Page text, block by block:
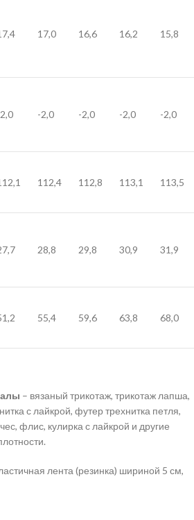
17,0 16,6 16,2 15,8
-2,0 -2,0 -2,0 -2,0
112,4 112,8 113,1 113,5
28,8 29,8 30,9 31,9
55,4 59,6 63,8 68,0
– вязаный трикотаж, трикотаж лапша,
с лайкрой, футер трехнитка петля,
флис, кулирка с лайкрой и другие
лента (резинка) шириной 5 см,